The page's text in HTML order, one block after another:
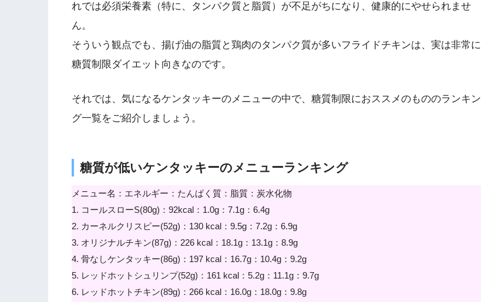
れでは必須栄養素（特に、タンパク質と脂質）が不足がちになり、健康的にやせられませ
ん。
そういう観点でも、揚げ油の脂質と鶏肉のタンパク質が多いフライドチキンは、実は非常に
糖質制限ダイエット向きなのです。
それでは、気になるケンタッキーのメニューの中で、糖質制限におススメのもののランキン
グ一覧をご紹介しましょう。
糖質が低いケンタッキーのメニューランキング
メニュー名：エネルギー：たんぱく質：脂質：炭水化物
1. コールスローS(80g)：92kcal：1.0g：7.1g：6.4g
2. カーネルクリスピー(52g)：130 kcal：9.5g：7.2g：6.9g
3. オリジナルチキン(87g)：226 kcal：18.1g：13.1g：8.9g
4. 骨なしケンタッキー(86g)：197 kcal：16.7g：10.4g：9.2g
5. レッドホットシュリンプ(52g)：161 kcal：5.2g：11.1g：9.7g
6. レッドホットチキン(89g)：266 kcal：16.0g：18.0g：9.8g